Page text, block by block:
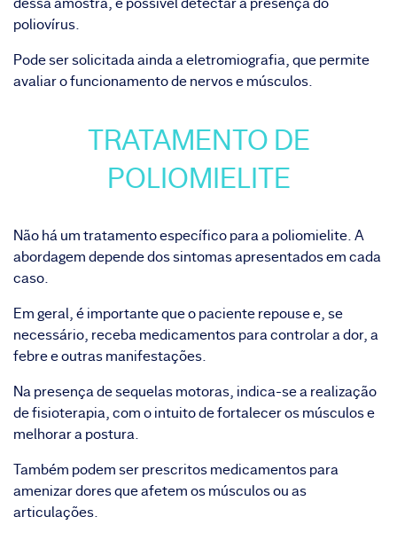
poliovírus.
Pode ser solicitada ainda a eletromiografia, que permite
avaliar o funcionamento de nervos e músculos.
TRATAMENTO DE
POLIOMIELITE
Não há um tratamento específico para a poliomielite. A
abordagem depende dos sintomas apresentados em cada
caso.
Em geral, é importante que o paciente repouse e, se
necessário, receba medicamentos para controlar a dor, a
febre e outras manifestações.
Na presença de sequelas motoras, indica-se a realização
de fisioterapia, com o intuito de fortalecer os músculos e
melhorar a postura.
Também podem ser prescritos medicamentos para
amenizar dores que afetem os músculos ou as
articulações.